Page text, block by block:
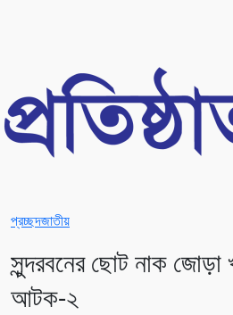
প্রচ্ছদজাতীয়
সুন্দরবনের ছোট নাক জোড়া
আটক-২